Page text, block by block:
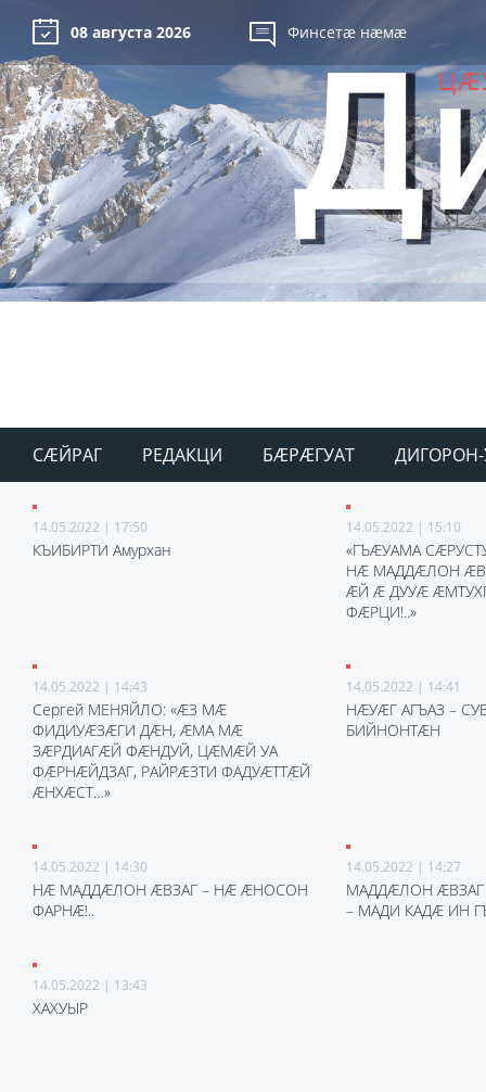
08 августа 2026 Финсетæ нæмæ
СÆЙРАГ РЕДАКЦИ БÆРÆГУАТ ДИГОРОН-
14.05.2022 | 17:50
КЪИБИРТИ Амурхан
14.05.2022 | 15:10
«ГЪÆУАМА
НÆ МАДДÆЛОН
ÆЙ Æ ДУУÆ
ФÆРЦИ!..»
14.05.2022 | 14:43
Сергей МЕНЯЙЛО: «ÆЗ МÆ
ФИДИУÆЗÆГИ ДÆН, ÆМА МÆ
ЗÆРДИАГÆЙ ФÆНДУЙ, ЦÆМÆЙ УА
ФÆРНÆЙДЗАГ, РАЙРÆЗТИ ФАДУÆТТÆЙ
ÆНХÆСТ…»
14.05.2022 | 14:41
НÆУÆГ АГЪАЗ –
БИЙНОНТÆН
14.05.2022 | 14:30
НÆ МАДДÆЛОН ÆВЗАГ – НÆ ÆНОСОН
ФАРНÆ!..
14.05.2022 | 14:27
МАДДÆЛОН
– МАДИ КАДÆ ИН
14.05.2022 | 13:43
ХАХУЫР